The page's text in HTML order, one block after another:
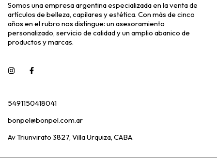
Somos una empresa argentina especializada en la venta de
artículos de belleza, capilares y estética. Con más de cinco
años en el rubro nos distingue: un asesoramiento
personalizado, servicio de calidad y un amplio abanico de
productos y marcas.
5491150418041
bonpel@bonpel.com.ar
Av Triunvirato 3827, Villa Urquiza, CABA.